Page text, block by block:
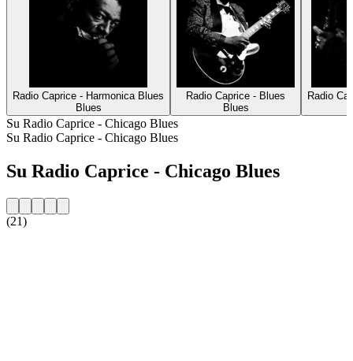
Radio Caprice - Harmonica Blues
Blues
Radio Caprice - Blues
Blues
Radio
Su Radio Caprice - Chicago Blues
Su Radio Caprice - Chicago Blues
Su Radio Caprice - Chicago Blues
(21)